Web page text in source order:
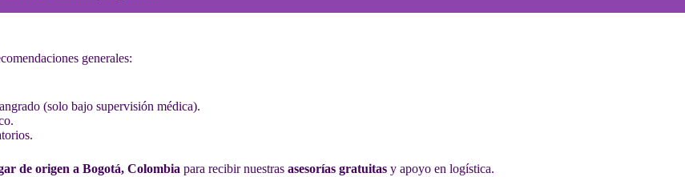
generales:
(solo bajo supervisión médica).
de origen a Bogotá, Colombia para recibir nuestras asesorías gratuitas y apoyo en logística.